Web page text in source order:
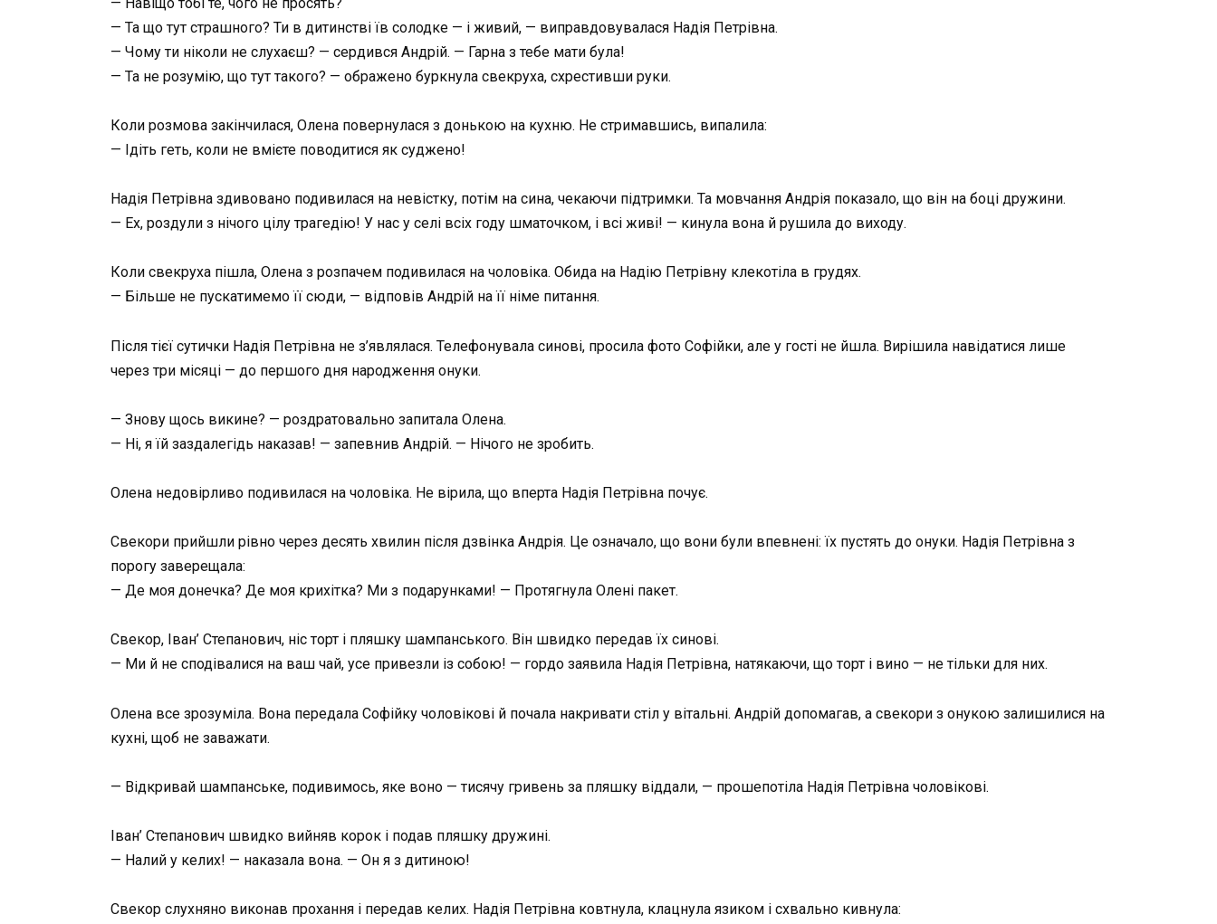
— Та що тут страшного? Ти в дитинстві їв солодке — і живий, — виправдовувалася Надія Петрівна.
— Чому ти ніколи не слухаєш? — сердився Андрій. — Гарна з тебе мати була!
— Та не розумію, що тут такого? — ображено буркнула свекруха, схрестивши руки.
Коли розмова закінчилася, Олена повернулася з донькою на кухню. Не стримавшись, випалила:
— Ідіть геть, коли не вмієте поводитися як суджено!
Надія Петрівна здивовано подивилася на невістку, потім на сина, чекаючи підтримки. Та мовчання Андрія показало, що він на боці дружини.
— Ех, роздули з нічого цілу трагедію! У нас у селі всіх году шматочком, і всі живі! — кинула вона й рушила до виходу.
Коли свекруха пішла, Олена з розпачем подивилася на чоловіка. Обида на Надію Петрівну клекотіла в грудях.
— Більше не пускатимемо її сюди, — відповів Андрій на її німе питання.
Після тієї сутички Надія Петрівна не з’являлася. Телефонувала синові, просила фото Софійки, але у гості не йшла. Вирішила навідатися лише
через три місяці — до першого дня народження онуки.
— Знову щось викине? — роздратовально запитала Олена.
— Ні, я їй заздалегідь наказав! — запевнив Андрій. — Нічого не зробить.
Олена недовірливо подивилася на чоловіка. Не вірила, що вперта Надія Петрівна почує.
Свекори прийшли рівно через десять хвилин після дзвінка Андрія. Це означало, що вони були впевнені: їх пустять до онуки. Надія Петрівна з
порогу заверещала:
— Де моя донечка? Де моя крихітка? Ми з подарунками! — Протягнула Олені пакет.
Свекор, Іван’ Степанович, ніс торт і пляшку шампанського. Він швидко передав їх синові.
— Ми й не сподівалися на ваш чай, усе привезли із собою! — гордо заявила Надія Петрівна, натякаючи, що торт і вино — не тільки для них.
Олена все зрозуміла. Вона передала Софійку чоловікові й почала накривати стіл у вітальні. Андрій допомагав, а свекори з онукою залишилися на
кухні, щоб не заважати.
— Відкривай шампанське, подивимось, яке воно — тисячу гривень за пляшку віддали, — прошепотіла Надія Петрівна чоловікові.
Іван’ Степанович швидко вийняв корок і подав пляшку дружині.
— Налий у келих! — наказала вона. — Он я з дитиною!
Свекор слухняно виконав прохання і передав келих. Надія Петрівна ковтнула, клацнула язиком і схвально кивнула: